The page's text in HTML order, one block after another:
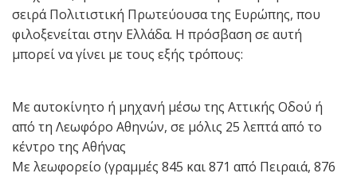
σειρά Πολιτιστική Πρωτεύουσα της Ευρώπης, που
φιλοξενείται στην Ελλάδα. Η πρόσβαση σε αυτή
μπορεί να γίνει με τους εξής τρόπους:
Με αυτοκίνητο ή μηχανή μέσω της Αττικής Οδού ή
από τη Λεωφόρο Αθηνών, σε μόλις 25 λεπτά από το
κέντρο της Αθήνας
Με λεωφορείο (γραμμές 845 και 871 από Πειραιά, 876